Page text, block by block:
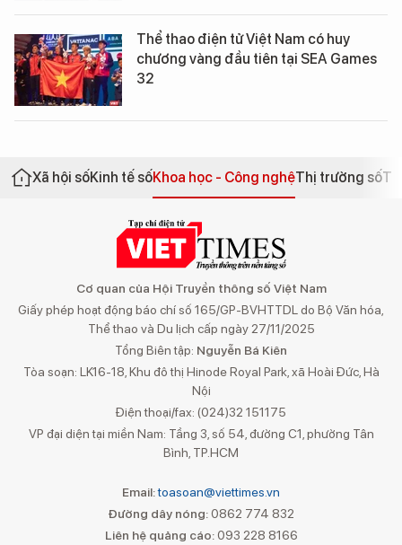
Thể thao điện tử Việt Nam có huy
chương vàng đầu tiên tại SEA Games
32
Xã hội sốKinh tế sốKhoa học - Công nghệThị trường số
Cơ quan của Hội Truyền thông số Việt Nam
Giấy phép hoạt động báo chí số 165/GP-BVHTTDL do Bộ Văn hóa,
Thể thao và Du lịch cấp ngày 27/11/2025
Tổng Biên tập: Nguyễn Bá Kiên
Tòa soạn: LK16-18, Khu đô thị Hinode Royal Park, xã Hoài Đức, Hà
Nội
Điện thoại/fax: (024)32 151175
VP đại diện tại miền Nam: Tầng 3, số 54, đường C1, phường Tân
Bình, TP.HCM
Email:toasoan@viettimes.vn
Đường dây nóng: 0862 774 832
Liên hệ quảng cáo:093 228 8166